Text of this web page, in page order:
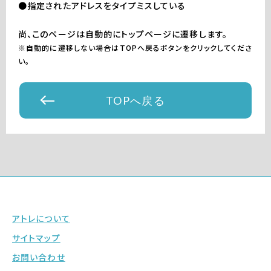
●指定されたアドレスをタイプミスしている
尚、このページは自動的にトップページに遷移します。
※自動的に遷移しない場合はTOPへ戻るボタンをクリックしてくださ
い。
TOPへ戻る
アトレについて
サイトマップ
お問い合わせ